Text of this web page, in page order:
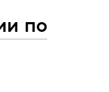
по